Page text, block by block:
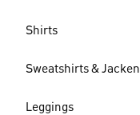
Shirts
Sweatshirts & Jacken
Leggings